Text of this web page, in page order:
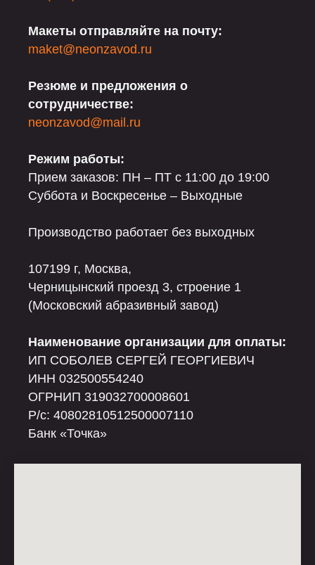
Макеты отправляйте на почту:
maket@neonzavod.ru
Резюме и предложения о
сотрудничестве:
neonzavod@mail.ru
Режим работы:
Прием заказов: ПН – ПТ с 11:00 до 19:00
Суббота и Воскресенье – Выходные
Производство работает без выходных
107199 г, Москва,
Черницынский проезд 3, строение 1
(Московский абразивный завод)
Наименование организации для оплаты:
ИП СОБОЛЕВ СЕРГЕЙ ГЕОРГИЕВИЧ
ИНН 032500554240
ОГРНИП 319032700008601
Р/c: 40802810512500007110
Банк «Точка»